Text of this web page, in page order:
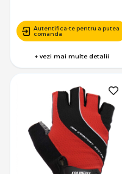
Autentifica-te pentru a putea
comanda
+ vezi mai multe detalii